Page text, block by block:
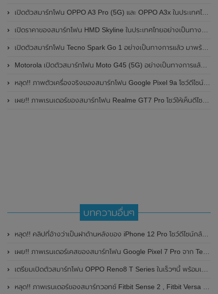
เปิดตัวสมาร์ทโฟน OPPO A3 Pro (5G) และ OPPO A3x ในประเทศไทยอย่างเป็นทางการแล้ว ในราคาเริ่มต้นเพียง 3,999 บาท
เปิดราคาของสมาร์ทโฟน HMD Skyline ในประเทศไทยอย่างเป็นทางการแล้ว ราคา 14,990 บาท
เปิดตัวสมาร์ทโฟน Tecno Spark Go 1 อย่างเป็นทางการแล้ว มาพร้อมหน้าจอแสดงผล LCD / 120Hz , แบตเตอรี่ 5,000mAh และใช้ชิปเซ็ต Unisoc
Motorola เปิดตัวสมาร์ทโฟน Moto G45 (5G) อย่างเป็นทางการแล้วในอินเดีย
หลุด!! ภาพตัวเครื่องจริงของสมาร์ทโฟน Google Pixel 9a โชว์ดีไซน์ใหม่ กล้องหลังแบนราบ ไม่มีกรอบของกล้องแล้ว
เผย!! ภาพเรนเดอร์ของสมาร์ทโฟน Realme GT7 Pro โชว์ให้เห็นดีไซน์ใหม่ พร้อมเผยรายละเอียดสเปกที่สำคัญบางส่วน
บทความอื่นๆ
หลุด!! คลิปที่อ้างว่าเป็นฝาด้านหลังของ iPhone 12 Pro โชว์ดีไซน์กล้องหลัง 3 ตัว มาพร้อมกับ LiDAR
เผย!! ภาพเรนเดอร์เคสของสมาร์ทโฟน Google Pixel 7 Pro จาก Techgoing โชว์ดีไซน์ด้านหลังคล้ายกับ Google Pixel 6 Pro
เตรียมเปิดตัวสมาร์ทโฟน OPPO Reno8 T Series ในเร็วๆนี้ พร้อมเผยดีไซน์ และสีอย่างเป็นทางการ
หลุด!! ภาพเรนเดอร์ของสมาร์ทวอทช์ Fitbit Sense 2 , Fitbit Versa 4 , Fitbit Inspire 3 โชว์ดีไซน์หน้าจอสีที่สวยงาม ทันสมัย